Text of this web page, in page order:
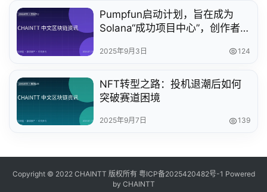
Pumpfun启动计划，旨在成为
Solana“成功项目中心”，创作者
2025年9月3日 124
NFT转型之路：投机退潮后如何
突破赛道困境
2025年9月7日 139
Copyright © 2022 CHAINTT 版权所有 粤ICP备2025420482号-1 Powered
by CHAINTT